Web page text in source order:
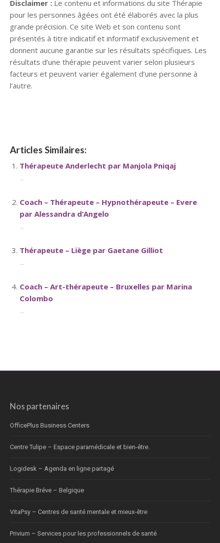
Disclaimer : Le contenu et informations du site Thérapie
pour les personnes âgées ont été élaborés avec la plus
grande précision. Ce site Web et son contenu sont
présentés à titre indicatif et informatif exclusivement et
donnent aucune garantie sur les résultats spécifiques. Les
résultats d’une thérapie peuvent varier selon plusieurs
facteurs et peuvent varier également d’une personne à
l’autre.
Articles Similaires:
Thérapeute Anderlecht par Manjola Pniqaj
...
Coach – Thérapeute – Hypnothérapeute – Evere
par Alessandra d’Angelo
...
Thérapeute – Liège par Gaetane Gilliot
...
Coach – Art-thérapeute – Bruxelles par Marina
Colombo
...
Nos partenaires
OfficePlus Business Centers
Centre Tulipe – Espace paramédicale et bien-être.
Logidesk – Agenda en ligne partagé
Thérapie Bréve – Belgique
VitaPsy – Centres de santé mentale et mieux-être
Privium – Services pour les professionnels de santé